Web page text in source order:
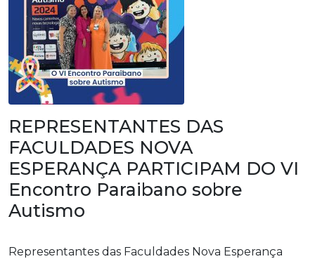
REPRESENTANTES DAS
FACULDADES NOVA
ESPERANÇA PARTICIPAM DO VI
Encontro Paraibano sobre
Autismo
Representantes das Faculdades Nova Esperança